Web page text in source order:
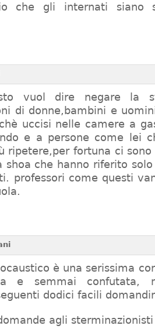
che gli internati siano
vuol dire negare la
di donne,bambini e
uccisi nelle camere a
e a persone come lei
ripetere,per fortuna ci
shoa che hanno riferito
professori come questi
è una serissima
e semmai confutata,
dodici facili
agli sterminazionisti